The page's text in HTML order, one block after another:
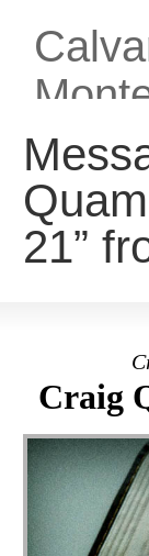
HOME CHI
COLLEGAMENTI
21”
Craig